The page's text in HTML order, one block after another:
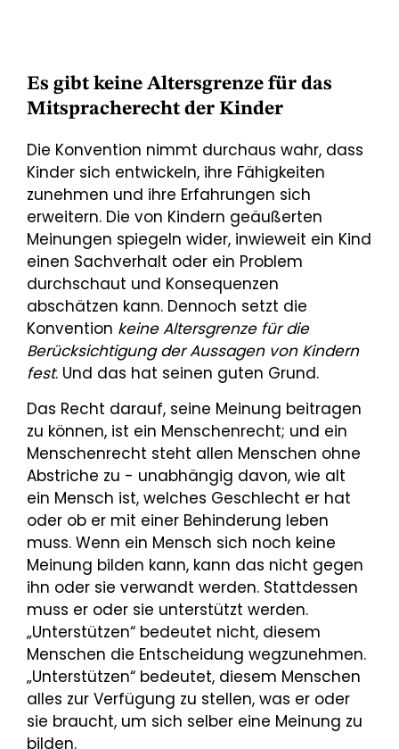
Es gibt keine Altersgrenze für das
Mitspracherecht der Kinder
Die Konvention nimmt durchaus wahr, dass
Kinder sich entwickeln, ihre Fähigkeiten
zunehmen und ihre Erfahrungen sich
erweitern. Die von Kindern geäußerten
Meinungen spiegeln wider, inwieweit ein Kind
einen Sachverhalt oder ein Problem
durchschaut und Konsequenzen
abschätzen kann. Dennoch setzt die
Konvention keine Altersgrenze für die
Berücksichtigung der Aussagen von Kindern
fest. Und das hat seinen guten Grund.
Das Recht darauf, seine Meinung beitragen
zu können, ist ein Menschenrecht; und ein
Menschenrecht steht allen Menschen ohne
Abstriche zu - unabhängig davon, wie alt
ein Mensch ist, welches Geschlecht er hat
oder ob er mit einer Behinderung leben
muss. Wenn ein Mensch sich noch keine
Meinung bilden kann, kann das nicht gegen
ihn oder sie verwandt werden. Stattdessen
muss er oder sie unterstützt werden.
„Unterstützen“ bedeutet nicht, diesem
Menschen die Entscheidung wegzunehmen.
„Unterstützen“ bedeutet, diesem Menschen
alles zur Verfügung zu stellen, was er oder
sie braucht, um sich selber eine Meinung zu
bilden.